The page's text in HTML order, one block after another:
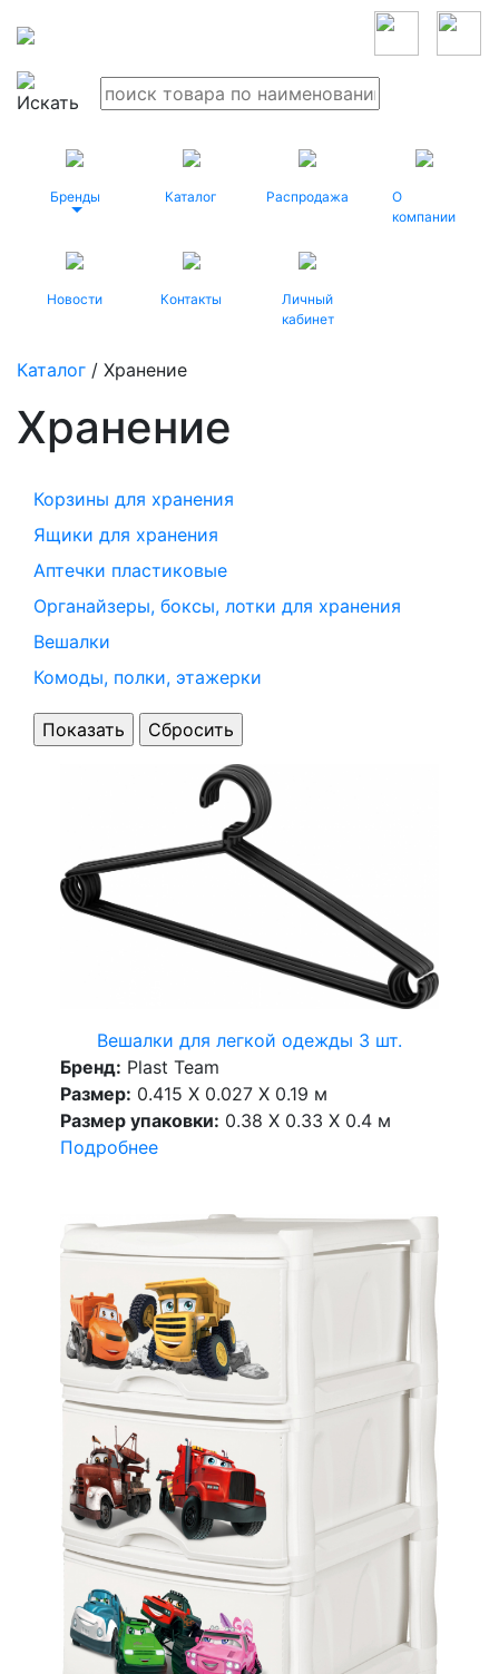
Бренды Каталог Распродажа
О
компании
Новости Контакты
Личный
кабинет
Каталог / Хранение
Хранение
Корзины для хранения
Ящики для хранения
Аптечки пластиковые
Органайзеры, боксы, лотки для хранения
Вешалки
Комоды, полки, этажерки
Вешалки для легкой одежды 3 шт.
Бренд: Plast Team
Размер: 0.415 X 0.027 X 0.19 м
Размер упаковки: 0.38 X 0.33 X 0.4 м
Подробнее